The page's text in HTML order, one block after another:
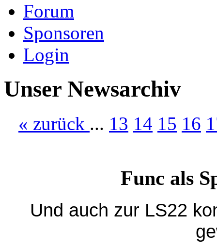
Forum
Sponsoren
Login
Unser Newsarchiv
« zurück ... 13 14 15 16
Func als
Und auch zur LS22